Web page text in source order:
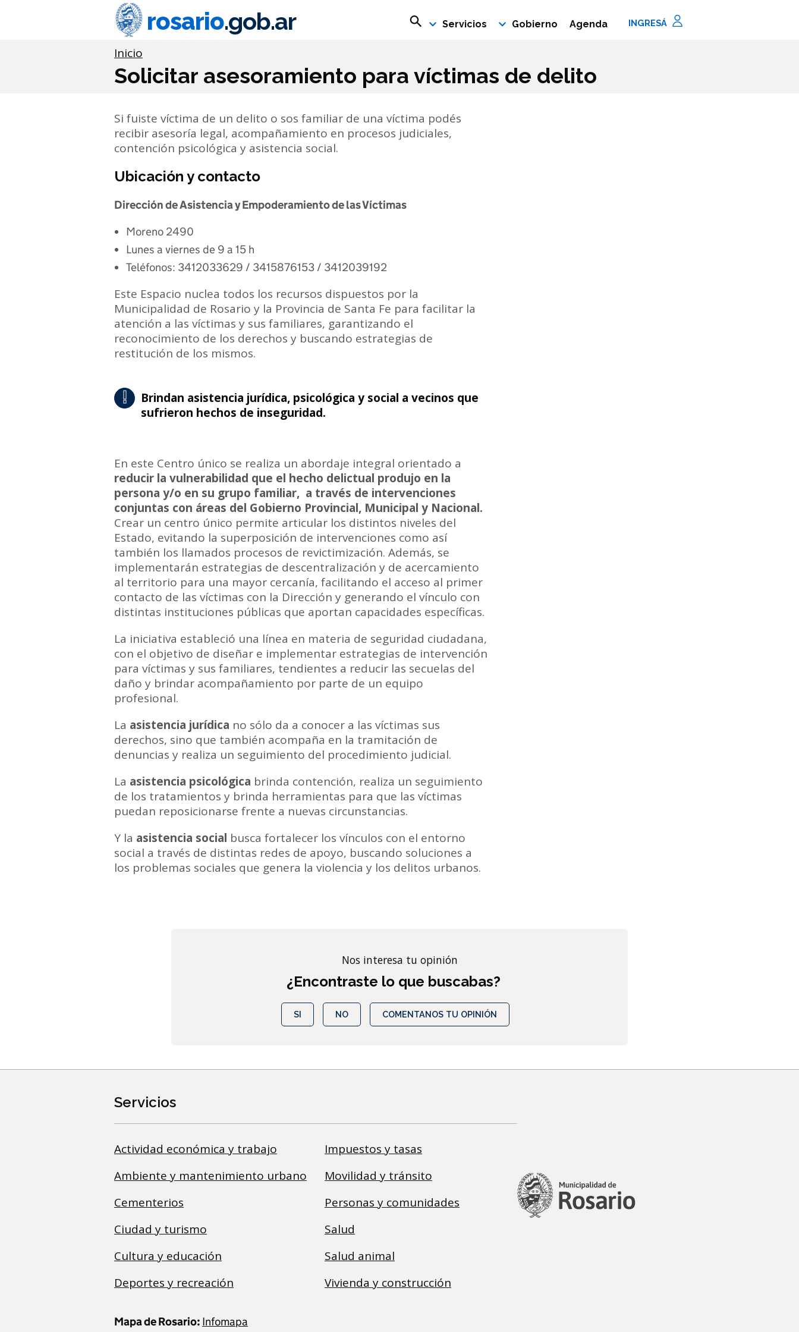
rosario.gob.ar Buscar en rosario.gob.ar
Servicios Gobierno Agenda
Información importante
Inicio
Solicitar asesoramiento para víctimas de delito
Si fuiste víctima de un delito o sos familiar de una víctima podés
recibir asesoría legal, acompañamiento en procesos judiciales,
contención psicológica y asistencia social.
Ubicación y contacto
Dirección de Asistencia y Empoderamiento de las Víctimas
Moreno 2490
Lunes a viernes de 9 a 15 h
Teléfonos: 3412033629 / 3415876153 / 3412039192
Este Espacio nuclea todos los recursos dispuestos por la
Municipalidad de Rosario y la Provincia de Santa Fe para facilitar la
atención a las víctimas y sus familiares, garantizando el
reconocimiento de los derechos y buscando estrategias de
restitución de los mismos.
! Alerta
Brindan asistencia jurídica, psicológica y social a vecinos que
sufrieron hechos de inseguridad.
En este Centro único se realiza un abordaje integral orientado a
reducir la vulnerabilidad que el hecho delictual produjo en la
persona y/o en su grupo familiar, a través de intervenciones
conjuntas con áreas del Gobierno Provincial, Municipal y Nacional.
Crear un centro único permite articular los distintos niveles del
Estado, evitando la superposición de intervenciones como así
también los llamados procesos de revictimización. Además, se
implementarán estrategias de descentralización y de acercamiento
al territorio para una mayor cercanía, facilitando el acceso al primer
contacto de las víctimas con la Dirección y generando el vínculo con
distintas instituciones públicas que aportan capacidades específicas.
La iniciativa estableció una línea en materia de seguridad ciudadana,
con el objetivo de diseñar e implementar estrategias de intervención
para víctimas y sus familiares, tendientes a reducir las secuelas del
daño y brindar acompañamiento por parte de un equipo
profesional.
La asistencia jurídica no sólo da a conocer a las víctimas sus
derechos, sino que también acompaña en la tramitación de
denuncias y realiza un seguimiento del procedimiento judicial.
La asistencia psicológica brinda contención, realiza un seguimiento
de los tratamientos y brinda herramientas para que las víctimas
puedan reposicionarse frente a nuevas circunstancias.
Y la asistencia social busca fortalecer los vínculos con el entorno
social a través de distintas redes de apoyo, buscando soluciones a
los problemas sociales que genera la violencia y los delitos urbanos.
Nos interesa tu opinión
¿Encontraste lo que buscabas?
SI NO COMENTANOS TU OPINIÓN
Servicios
Actividad económica y trabajo
Ambiente y mantenimiento urbano
Cementerios
Ciudad y turismo
Cultura y educación
Deportes y recreación
Impuestos y tasas
Movilidad y tránsito
Personas y comunidades
Salud
Salud animal
Vivienda y construcción
Mapa de Rosario: Infomapa